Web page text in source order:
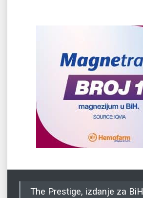
The Prestige, izdanje za BiH